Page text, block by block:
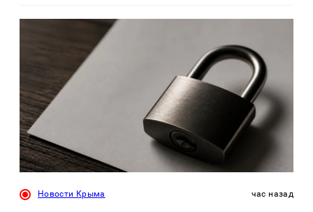
Новости Крыма час назад